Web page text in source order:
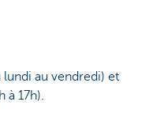
au vendredi) et
à 17h).